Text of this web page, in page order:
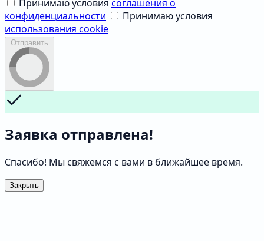
Принимаю условия соглашения о
конфиденциальности
Принимаю условия
использования cookie
Отправить
Заявка отправлена!
Спасибо! Мы свяжемся с вами в ближайшее время.
Закрыть